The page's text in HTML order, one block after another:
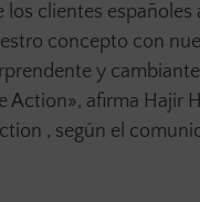
los clientes españoles
concepto con
y
Action», afirma Hajir
, según el